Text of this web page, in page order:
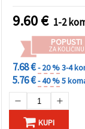
svijeće i
9.60€ 1-2
POPUSTI
ZA KOLIČINU
7.68 €- 20 %3-4
5.76 €- 40 %5
KUPI